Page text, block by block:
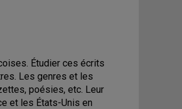
Étudier ces écrits
Les genres et les
poésies, etc. Leur
et les États-Unis en